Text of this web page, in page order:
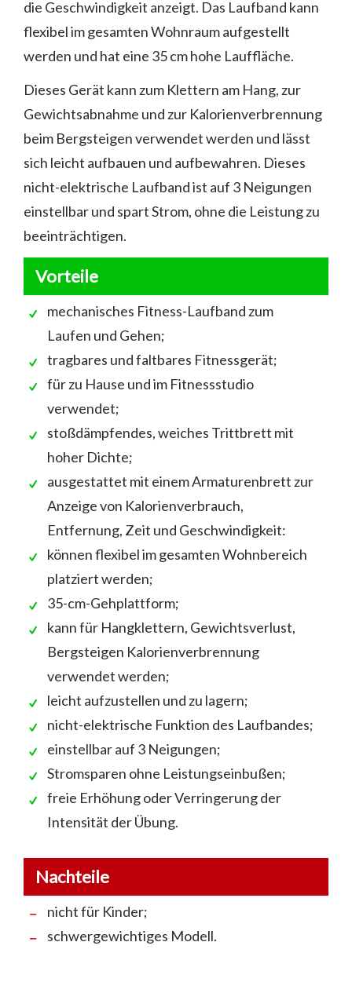
die Geschwindigkeit anzeigt. Das Laufband kann
flexibel im gesamten Wohnraum aufgestellt
werden und hat eine 35 cm hohe Lauffläche.
Dieses Gerät kann zum Klettern am Hang, zur
Gewichtsabnahme und zur Kalorienverbrennung
beim Bergsteigen verwendet werden und lässt
sich leicht aufbauen und aufbewahren. Dieses
nicht-elektrische Laufband ist auf 3 Neigungen
einstellbar und spart Strom, ohne die Leistung zu
beeinträchtigen.
Vorteile
mechanisches Fitness-Laufband zum
Laufen und Gehen;
tragbares und faltbares Fitnessgerät;
für zu Hause und im Fitnessstudio
verwendet;
stoßdämpfendes, weiches Trittbrett mit
hoher Dichte;
ausgestattet mit einem Armaturenbrett zur
Anzeige von Kalorienverbrauch,
Entfernung, Zeit und Geschwindigkeit:
können flexibel im gesamten Wohnbereich
platziert werden;
35-cm-Gehplattform;
kann für Hangklettern, Gewichtsverlust,
Bergsteigen Kalorienverbrennung
verwendet werden;
leicht aufzustellen und zu lagern;
nicht-elektrische Funktion des Laufbandes;
einstellbar auf 3 Neigungen;
Stromsparen ohne Leistungseinbußen;
freie Erhöhung oder Verringerung der
Intensität der Übung.
Nachteile
nicht für Kinder;
schwergewichtiges Modell.